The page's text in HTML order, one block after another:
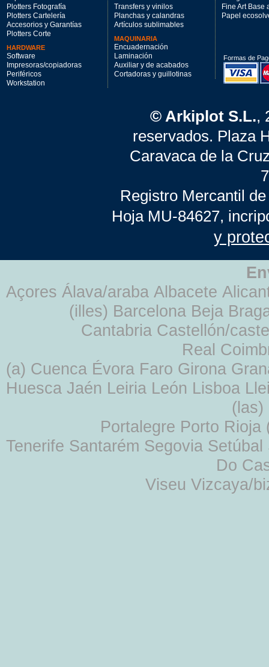
Plotters Fotografía
Plotters Cartelería
Accesorios y Garantías
Plotters Corte
HARDWARE
Software
Impresoras/copiadoras
Periféricos
Workstation
Transfers y vinilos
Planchas y calandras
Artículos sublimables
MAQUINARIA
Encuadernación
Laminación
Auxiliar y de acabados
Cortadoras y guillotinas
Fine Art Base
Papel
Formas de
© Arkiplot S.L.,
reservados. Plaza
Caravaca de la
Registro Mercantil
Hoja MU-84627,
y
Açores Álava/araba Albacete
(illes) Barcelona Beja
Cantabria Castellón/
Real
(a) Cuenca Évora Faro Girona
Huesca Jaén Leiria León Lisboa
Portalegre Porto
Tenerife Santarém Segovia
Do
Viseu Vizcaya/